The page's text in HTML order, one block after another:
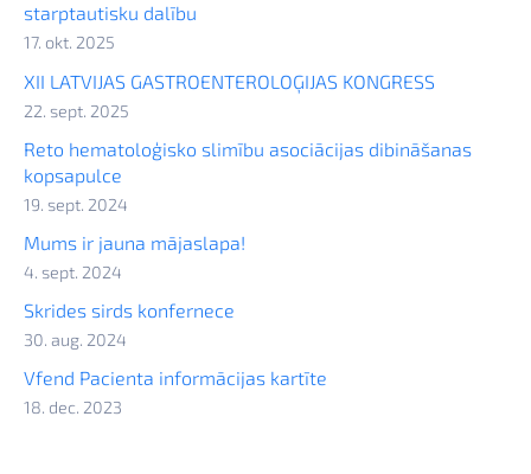
starptautisku dalību
17. okt. 2025
XII LATVIJAS GASTROENTEROLOĢIJAS KONGRESS
22. sept. 2025
Reto hematoloģisko slimību asociācijas dibināšanas
kopsapulce
19. sept. 2024
Mums ir jauna mājaslapa!
4. sept. 2024
Skrides sirds konfernece
30. aug. 2024
Vfend Pacienta informācijas kartīte
18. dec. 2023